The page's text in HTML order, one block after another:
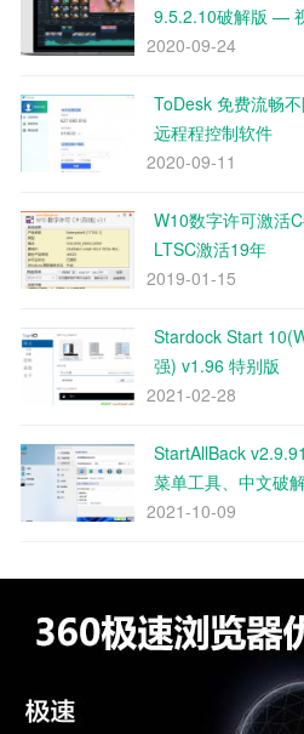
9.5.2.10破解版 —
2020-09-24
ToDesk 免费流畅
远程程控制软件
2020-09-11
W10数字许可激活
LTSC激活19年
2019-01-15
Stardock Start
强) v1.96 特别版
2021-02-28
StartAllBack
菜单工具、中文破
2021-10-09